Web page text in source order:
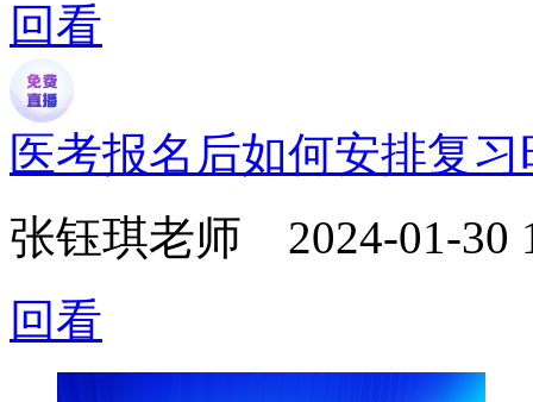
回看
医考报名后如何安排复习
张钰琪老师 2024-01-30
回看